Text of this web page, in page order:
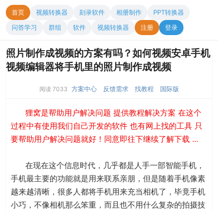
首页 视频转换器 刻录软件 相册制作
PPT转换器
问答学习
群组 软件 视频转换器 注册 登录
照片制作成视频的方案有吗？如何视频安卓手机
视频编辑器将手机里的照片制作成视频
阅读 7033 方案中心 反馈需求 找教程 国际版
狸窝是帮助用户解决问题 提供教程解决方案 在这个
过程中有使用我们自己开发的软件 也有网上找的工具 只
要帮助用户解决问题就好！同意即往下继续了解下载 ...
在现在这个信息时代，几乎都是人手一部智能手机，
手机最主要的功能就是用来联系亲朋，但是随着手机像素
越来越清晰，很多人都将手机用来充当相机了，毕竟手机
小巧，不像相机那么笨重，而且也不用什么复杂的拍摄技